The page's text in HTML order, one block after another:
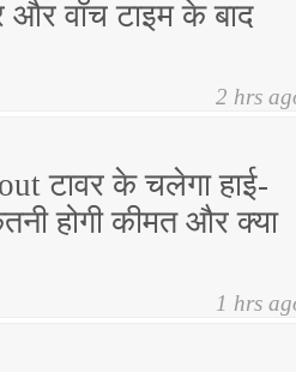
और वॉच टाइम के बाद
2 hrs
टावर के चलेगा हाई-
होगी कीमत और क्या
1 hrs